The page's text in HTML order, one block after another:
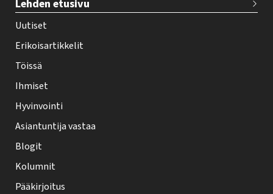
e
h
y
-
e
h
t
i
f
o
Lehden etusivu
Uutiset
Erikoisartikkelit
Töissä
Ihmiset
Hyvinvointi
Asiantuntija vastaa
Blogit
Kolumnit
Pääkirjoitus